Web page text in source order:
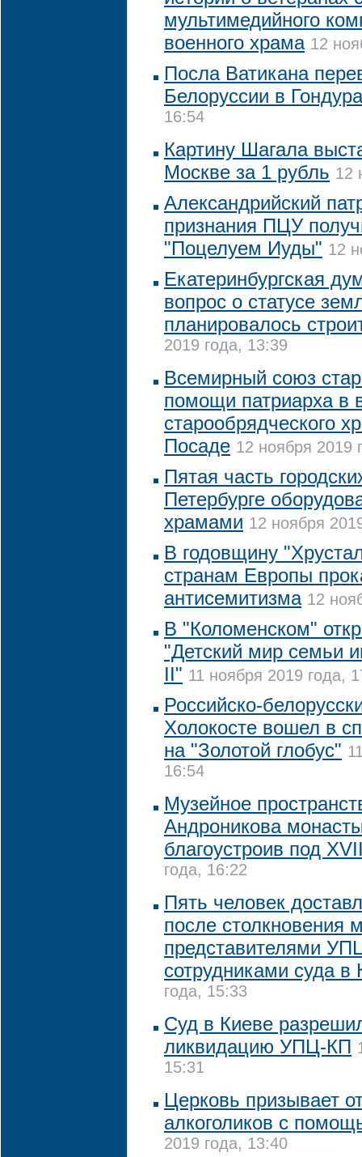
мультимедийного
военного храма 12
Посла Ватикана
Белоруссии в
16:54
Картину Шагала
Москве за 1 рубль 12
Александрийский
признания ПЦУ
"Поцелуем Иуды" 12
Екатеринбургская
вопрос о статусе
планировалось
2019 года, 13:39
Всемирный союз
помощи патриарха в
старообрядческого
Посаде 12 ноября 2019
Пятая часть
Петербурге
храмами 12 ноября
В годовщину
странам Европы
антисемитизма 12
В "Коломенском"
"Детский мир семьи
II" 11 ноября 2019 года,
Российско-
Холокосте вошел в
на "Золотой глобус"
16:54
Музейное
Андроникова
благоустроив под
года, 16:22
Пять человек
после столкновения
представителями
сотрудниками суда в
года, 15:33
Суд в Киеве
ликвидацию УПЦ-КП
15:31
Церковь призывает
алкоголиков с
2019 года, 13:40